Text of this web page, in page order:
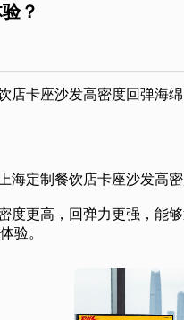
？
卡座沙发高密度回弹
定制餐饮店卡座沙发高
更高，回弹力更强，能
验。